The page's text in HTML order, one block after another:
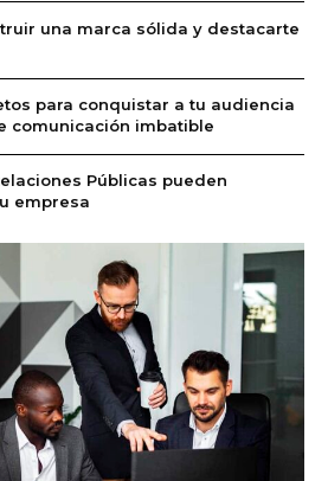
una marca sólida y destacarte
para conquistar a tu audiencia
comunicación imbatible
Públicas pueden
empresa